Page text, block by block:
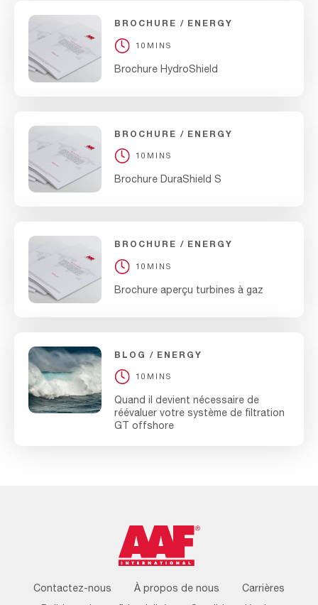
BROCHURE ENERGY
10MINS
Brochure HydroShield
BROCHURE ENERGY
10MINS
Brochure DuraShield S
BROCHURE ENERGY
10MINS
Brochure aperçu turbines à gaz
BLOG ENERGY
10MINS
Quand il devient nécessaire de
réévaluer votre système de filtration
GT offshore
Footer
Contactez-nous À propos de nous
Carrières